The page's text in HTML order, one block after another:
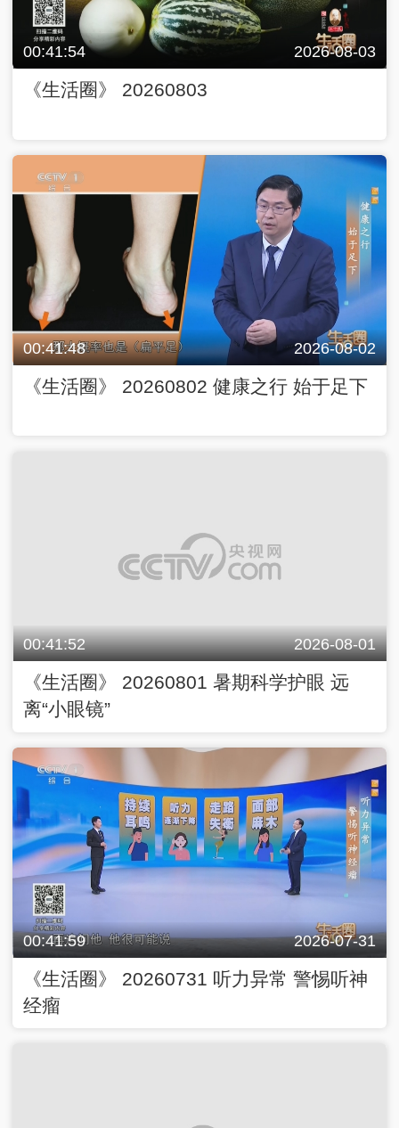
00:41:54 2026-08-03
《生活圈》 20260803
00:41:48 2026-08-02
《生活圈》 20260802 健康之行 始于足下
00:41:52 2026-08-01
《生活圈》 20260801 暑期科学护眼 远
离“小眼镜”
00:41:59 2026-07-31
《生活圈》 20260731 听力异常 警惕听神
经瘤